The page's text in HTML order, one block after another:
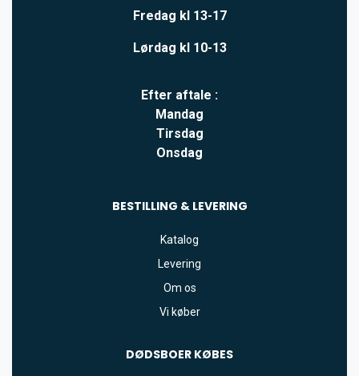
Fredag kl 13-17
Lørdag kl 10-13
Efter aftale :
Mandag
Tirsdag
Onsdag
BESTILLING & LEVERING
Katalog
Levering
Om os
Vi køber
DØDSBOER KØBES